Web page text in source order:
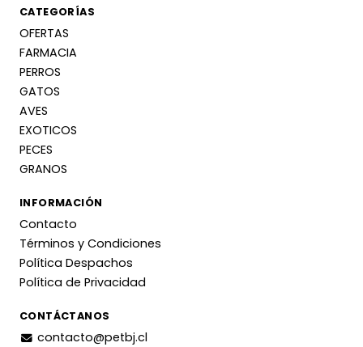
CATEGORÍAS
OFERTAS
FARMACIA
PERROS
GATOS
AVES
EXOTICOS
PECES
GRANOS
INFORMACIÓN
Contacto
Términos y Condiciones
Política Despachos
Política de Privacidad
CONTÁCTANOS
contacto@petbj.cl